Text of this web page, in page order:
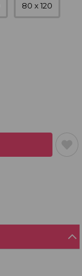
80 x 120